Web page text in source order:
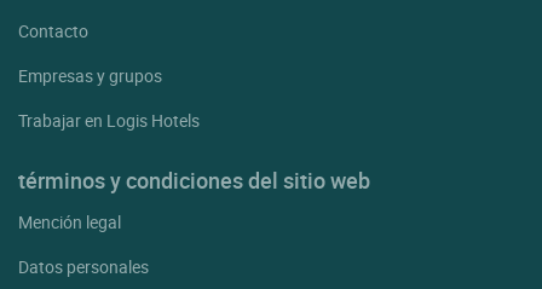
Contacto
Empresas y grupos
Trabajar en Logis Hotels
términos y condiciones del sitio web
Mención legal
Datos personales